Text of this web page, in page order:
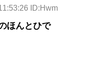
ID:Hwm
ほんとひで